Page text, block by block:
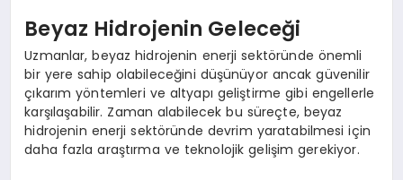
Beyaz Hidrojenin Geleceği
Uzmanlar, beyaz hidrojenin enerji sektöründe önemli
bir yere sahip olabileceğini düşünüyor ancak güvenilir
çıkarım yöntemleri ve altyapı geliştirme gibi engellerle
karşılaşabilir. Zaman alabilecek bu süreçte, beyaz
hidrojenin enerji sektöründe devrim yaratabilmesi için
daha fazla araştırma ve teknolojik gelişim gerekiyor.